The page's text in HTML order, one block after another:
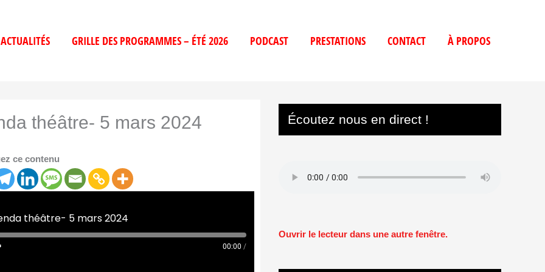
ACTUALITÉS GRILLE DES PROGRAMMES – ÉTÉ 2026 PODCAST PRESTATIONS CONTACT À PROPOS
théâtre- 5 mars 2024
ce contenu
théâtre- 5 mars 2024
00:00 /
Écoutez nous en direct !
Ouvrir le lecteur dans une autre fenêtre.